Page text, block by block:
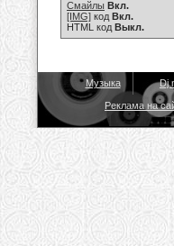
Смайлы Вкл.
[IMG] код Вкл.
HTML код Выкл.
Музыка Dj
Реклама на